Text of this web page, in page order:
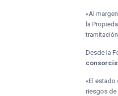
«Al
la
Desde la
«El
riesgos de